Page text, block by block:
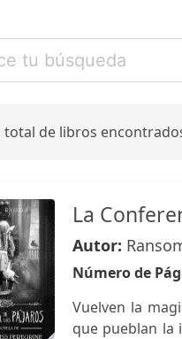
total de libros
La
Autor:
Número de
Vuelven la
que pueblan la